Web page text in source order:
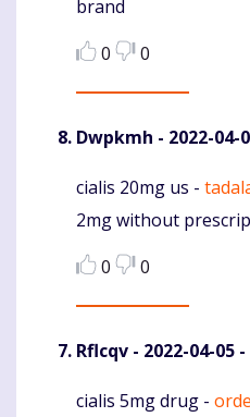
brand
0
0
Dwpkmh - 2022-04-
Komentaras
cialis 20mg us -
2mg without
0
0
Rflcqv - 2022-04-05 -
Komentaras
cialis 5mg drug -